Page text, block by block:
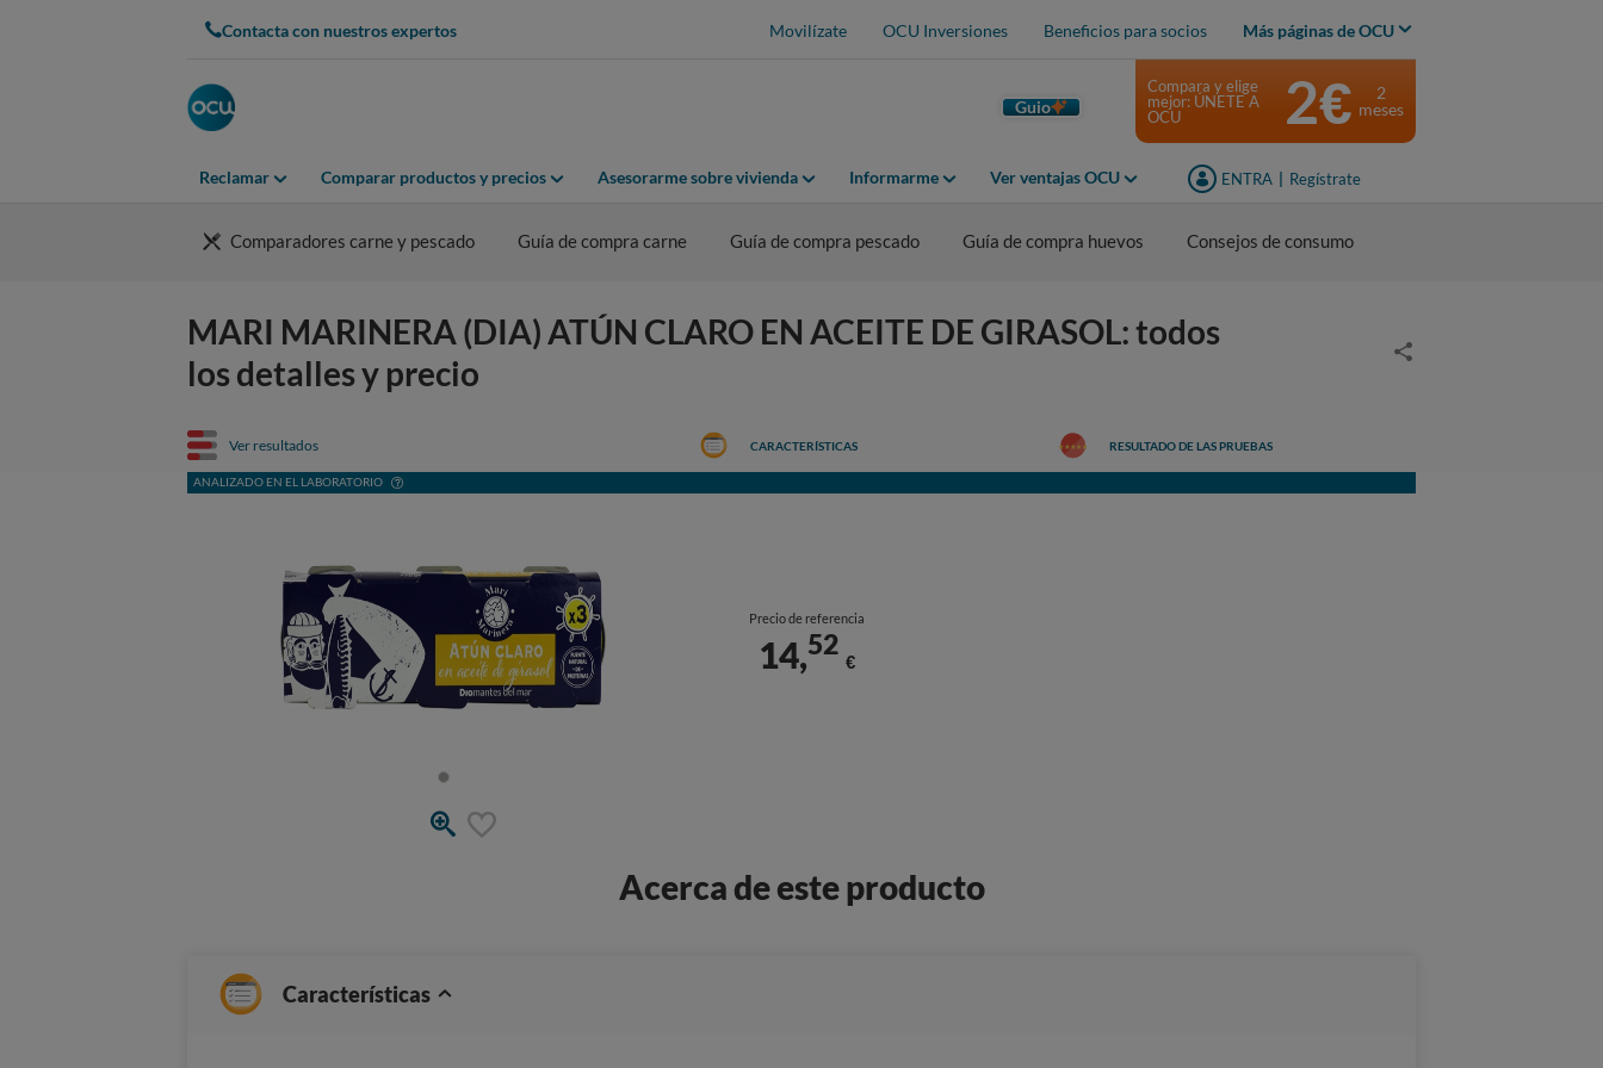
Contacta con nuestros expertos Movilízate OCU Inversiones Beneficios para socios Más páginas de OCU
Guio
Reclamar Comparar productos y precios Asesorarme sobre vivienda Informarme Ver ventajas OCU ENTRA Regístrate
Compara y elige
mejor: ÚNETE A
OCU
2€
2
meses
Comparadores carne y pescado Guía de compra carne Guía de compra pescado Guía de compra huevos Consejos de consumo
MARI MARINERA (DIA) ATÚN CLARO EN ACEITE DE GIRASOL: todos
los detalles y precio
Ver resultados
ANALIZADO EN EL LABORATORIO
CARACTERÍSTICAS RESULTADO DE LAS PRUEBAS
Precio de referencia
14,52
€
Acerca de este producto
Características